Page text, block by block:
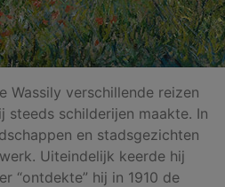
Wassily verschillende reizen
steeds schilderijen maakte. In
en stadsgezichten
Uiteindelijk keerde hij
“ontdekte” hij in 1910 de